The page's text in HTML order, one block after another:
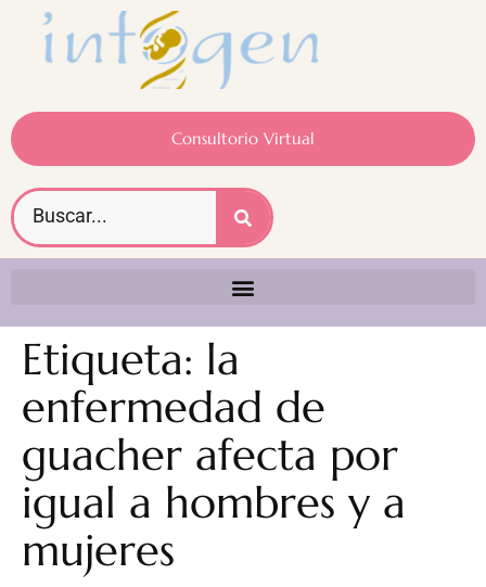
Consultorio Virtual
Etiqueta: la
enfermedad de
guacher afecta por
igual a hombres y a
mujeres